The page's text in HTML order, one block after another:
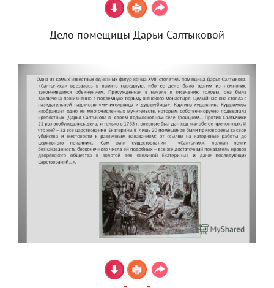
Дело помещицы Дарьи Салтыковой